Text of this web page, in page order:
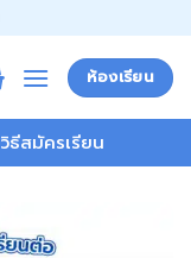
ห้องเรียน
วิธีสมัครเรียน